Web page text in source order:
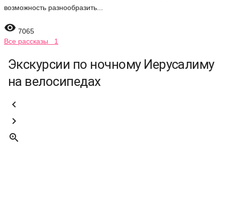
возможность разнообразить...
 7065
Все рассказы 1
Экскурсии по ночному Иерусалиму
на велосипедах


